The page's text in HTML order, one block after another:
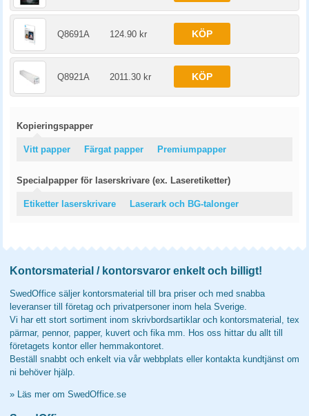
Q8691A 124.90 kr KÖP
Q8921A 2011.30 kr KÖP
Kopieringspapper
Vitt papper Färgat papper Premiumpapper
Specialpapper för laserskrivare (ex. Laseretiketter)
Etiketter laserskrivare Laserark och BG-talonger
Kontorsmaterial / kontorsvaror enkelt och billigt!
SwedOffice säljer kontorsmaterial till bra priser och med snabba
leveranser till företag och privatpersoner inom hela Sverige.
Vi har ett stort sortiment inom skrivbordsartiklar och kontorsmaterial, tex
pärmar, pennor, papper, kuvert och fika mm. Hos oss hittar du allt till
företagets kontor eller hemmakontoret.
Beställ snabbt och enkelt via vår webbplats eller kontakta kundtjänst om
ni behöver hjälp.
» Läs mer om SwedOffice.se